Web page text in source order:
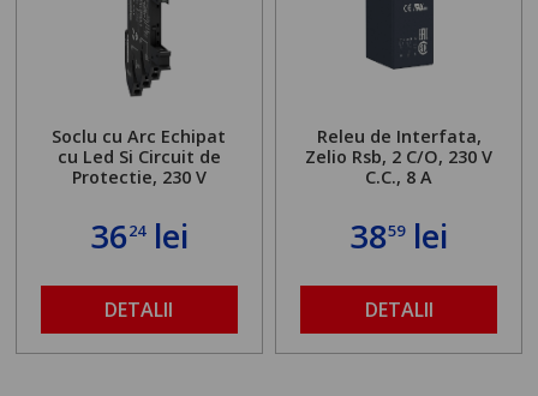
Soclu cu Arc Echipat
cu Led Si Circuit de
Protectie, 230 V
3624lei
DETALII
Releu de Interfata,
Zelio Rsb, 2 C/O, 230 V
C.C., 8 A
3859lei
DETALII